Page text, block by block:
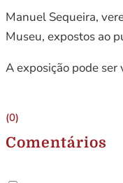
Manuel Sequeira,
Museu, expostos ao
A exposição pode
(0)
Comentários